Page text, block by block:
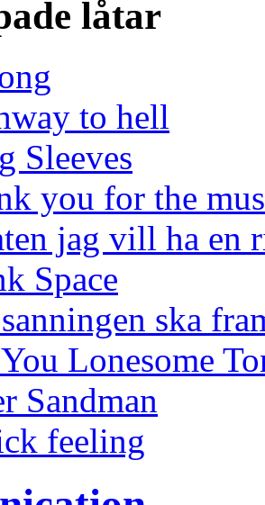
låtar
to hell
Sleeves
you for the
jag vill ha en
Space
ska
Lonesome
Sandman
feeling